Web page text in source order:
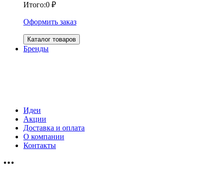
Итого:0 ₽
Оформить заказ
Каталог товаров
Бренды
Идеи
Акции
Доставка и оплата
О компании
Контакты